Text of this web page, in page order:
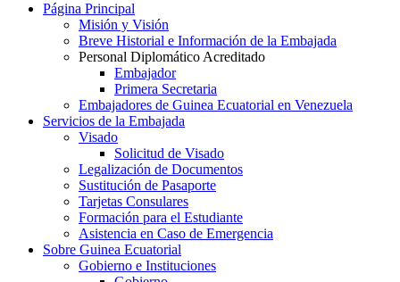
Página Principal
Misión y Visión
Breve Historial e Información de la Embajada
Personal Diplomático Acreditado
Embajador
Primera Secretaria
Embajadores de Guinea Ecuatorial en Venezuela
Servicios de la Embajada
Visado
Solicitud de Visado
Legalización de Documentos
Sustitución de Pasaporte
Tarjetas Consulares
Formación para el Estudiante
Asistencia en Caso de Emergencia
Sobre Guinea Ecuatorial
Gobierno e Instituciones